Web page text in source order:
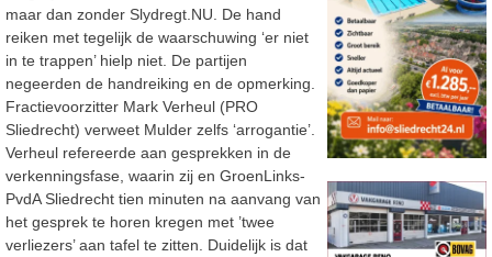
maar dan zonder Slydregt.NU. De hand
reiken met tegelijk de waarschuwing ‘er niet
in te trappen’ hielp niet. De partijen
negeerden de handreiking en de opmerking.
Fractievoorzitter Mark Verheul (PRO
Sliedrecht) verweet Mulder zelfs ‘arrogantie’.
Verheul refereerde aan gesprekken in de
verkenningsfase, waarin zij en GroenLinks-
PvdA Sliedrecht tien minuten na aanvang van
het gesprek te horen kregen met ’twee
verliezers’ aan tafel te zitten. Duidelijk is dat